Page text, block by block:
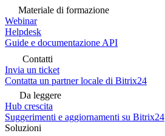
Materiale di formazione
Webinar
Helpdesk
Guide e documentazione API
Contatti
Invia un ticket
Contatta un partner locale di Bitrix24
Da leggere
Hub crescita
Suggerimenti e aggiornamenti su Bitrix24
Soluzioni